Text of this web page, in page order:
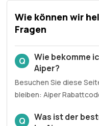
Wie können wir
Fragen
Q
Wie bekomme
Aiper?
Besuchen Sie diese
bleiben: Aiper
Q
Was ist der